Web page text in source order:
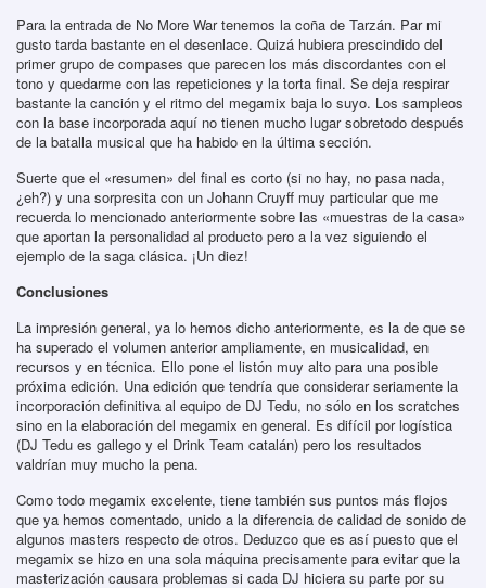
Para la entrada de No More War tenemos la coña de Tarzán. Par mi
gusto tarda bastante en el desenlace. Quizá hubiera prescindido del
primer grupo de compases que parecen los más discordantes con el
tono y quedarme con las repeticiones y la torta final. Se deja respirar
bastante la canción y el ritmo del megamix baja lo suyo. Los sampleos
con la base incorporada aquí no tienen mucho lugar sobretodo después
de la batalla musical que ha habido en la última sección.
Suerte que el «resumen» del final es corto (si no hay, no pasa nada,
¿eh?) y una sorpresita con un Johann Cruyff muy particular que me
recuerda lo mencionado anteriormente sobre las «muestras de la casa»
que aportan la personalidad al producto pero a la vez siguiendo el
ejemplo de la saga clásica. ¡Un diez!
Conclusiones
La impresión general, ya lo hemos dicho anteriormente, es la de que se
ha superado el volumen anterior ampliamente, en musicalidad, en
recursos y en técnica. Ello pone el listón muy alto para una posible
próxima edición. Una edición que tendría que considerar seriamente la
incorporación definitiva al equipo de DJ Tedu, no sólo en los scratches
sino en la elaboración del megamix en general. Es difícil por logística
(DJ Tedu es gallego y el Drink Team catalán) pero los resultados
valdrían muy mucho la pena.
Como todo megamix excelente, tiene también sus puntos más flojos
que ya hemos comentado, unido a la diferencia de calidad de sonido de
algunos masters respecto de otros. Deduzco que es así puesto que el
megamix se hizo en una sola máquina precisamente para evitar que la
masterización causara problemas si cada DJ hiciera su parte por su